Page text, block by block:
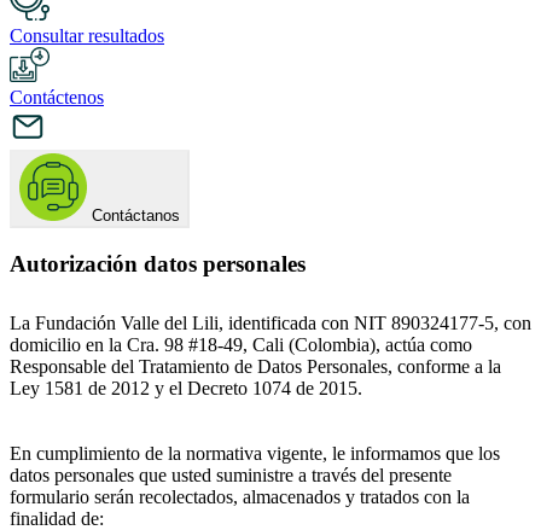
Consultar resultados
Contáctenos
Contáctanos
Autorización datos personales
La Fundación Valle del Lili, identificada con NIT 890324177-5, con
domicilio en la Cra. 98 #18-49, Cali (Colombia), actúa como
Responsable del Tratamiento de Datos Personales, conforme a la
Ley 1581 de 2012 y el Decreto 1074 de 2015.
En cumplimiento de la normativa vigente, le informamos que los
datos personales que usted suministre a través del presente
formulario serán recolectados, almacenados y tratados con la
finalidad de: